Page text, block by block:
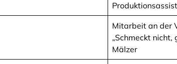
Mitarbeit an der
„Schmeckt nicht,
Mälzer